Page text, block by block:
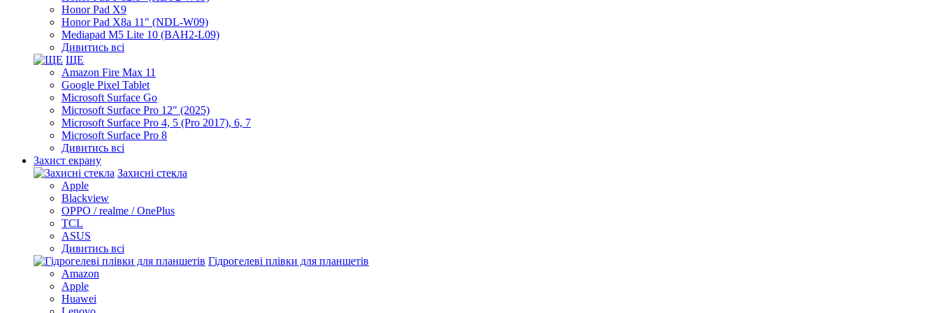
Honor Pad X9
Honor Pad X8a 11" (NDL-W09)
Mediapad M5 Lite 10 (BAH2-L09)
Дивитись всі
ЩЕ
Amazon Fire Max 11
Google Pixel Tablet
Microsoft Surface Go
Microsoft Surface Pro 12" (2025)
Microsoft Surface Pro 4, 5 (Pro 2017), 6, 7
Microsoft Surface Pro 8
Дивитись всі
Захист екрану
Захисні стекла
Apple
Blackview
OPPO / realme / OnePlus
TCL
ASUS
Дивитись всі
Гідрогелеві плівки для планшетів
Amazon
Apple
Huawei